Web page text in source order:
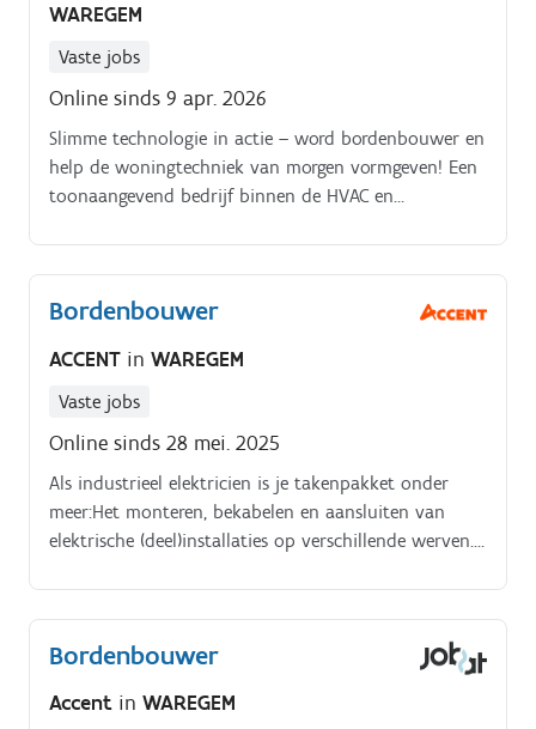
WAREGEM
Vaste jobs
Online sinds 9 apr. 2026
Slimme technologie in actie – word bordenbouwer en
help de woningtechniek van morgen vormgeven! Een
toonaangevend bedrijf binnen de HVAC en
naar versterking.
Bordenbouwer
ACCENT in WAREGEM
Vaste jobs
Online sinds 28 mei. 2025
Als industrieel elektricien is je takenpakket onder
meer:Het monteren, bekabelen en aansluiten van
elektrische (deel)installaties op verschillende werven.
elektrische componenten. Het uitvoeren van
herstellingen aan onderdelen in het atelier. Je werkt
zorgvuldig, met oog voor kwaliteit en veiligheid, en
Bordenbouwer
Accent in WAREGEM